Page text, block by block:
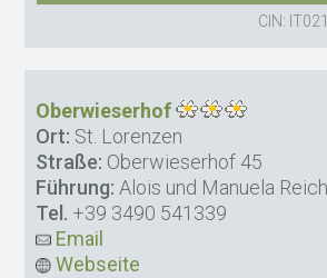
CIN:
Oberwieserhof
Ort: St. Lorenzen
Straße: Oberwieserhof 45
Führung: Alois und Manuela
Tel. +39 3490 541339
Email
Webseite